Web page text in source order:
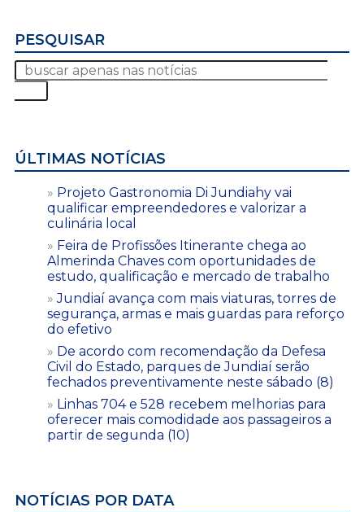
PESQUISAR
ÚLTIMAS NOTÍCIAS
Projeto Gastronomia Di Jundiahy vai
qualificar empreendedores e valorizar a
culinária local
Feira de Profissões Itinerante chega ao
Almerinda Chaves com oportunidades de
estudo, qualificação e mercado de trabalho
Jundiaí avança com mais viaturas, torres de
segurança, armas e mais guardas para reforço
do efetivo
De acordo com recomendação da Defesa
Civil do Estado, parques de Jundiaí serão
fechados preventivamente neste sábado (8)
Linhas 704 e 528 recebem melhorias para
oferecer mais comodidade aos passageiros a
partir de segunda (10)
NOTÍCIAS POR DATA